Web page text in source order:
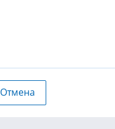
Отмена